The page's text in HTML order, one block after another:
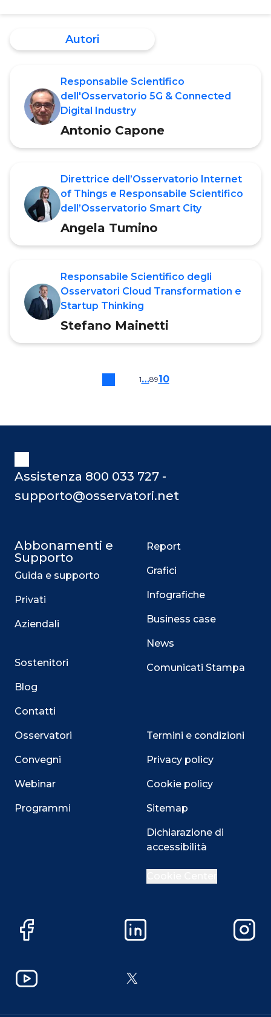
Autori
Responsabile Scientifico
dell'Osservatorio 5G & Connected
Digital Industry
Antonio Capone
Direttrice dell’Osservatorio Internet
of Things e Responsabile Scientifico
dell’Osservatorio Smart City
Angela Tumino
Responsabile Scientifico degli
Osservatori Cloud Transformation e
Startup Thinking
Stefano Mainetti
1…8910
Assistenza 800 033 727 -
supporto@osservatori.net
Abbonamenti e
Supporto
Guida e supporto
Privati
Aziendali
Sostenitori
Blog
Contatti
Osservatori
Convegni
Webinar
Programmi
Report
Grafici
Infografiche
Business case
News
Comunicati Stampa
Termini e condizioni
Privacy policy
Cookie policy
Sitemap
Dichiarazione di
accessibilità
Facebook LinkedIn
YouTube X